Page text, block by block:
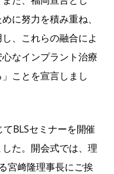
に努力を積み重ね、
、これらの融合によ
なインプラント治療
ことを宣言しまし
BLSセミナーを開催
た。開会式では、理
宮﨑隆理事長にご挨